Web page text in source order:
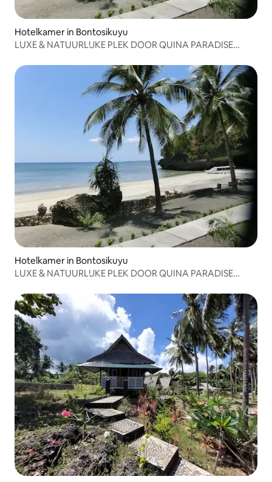
Hotelkamer in Bontosikuyu
LUXE & NATUURLIJKE PLEK DOOR QUINA PARADISE
Hotelkamer in Bontosikuyu
LUXE & NATUURLIJKE PLEK DOOR QUINA PARADISE